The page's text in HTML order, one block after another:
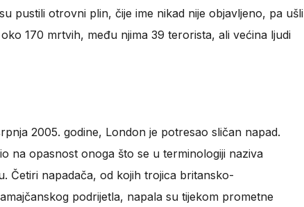
pustili otrovni plin, čije ime nikad nije objavljeno, pa ušli
170 mrtvih, među njima 39 terorista, ali većina ljudi
2005. godine, London je potresao sličan napad.
na opasnost onoga što se u terminologiji naziva
Četiri napadača, od kojih trojica britansko-
podrijetla, napala su tijekom prometne